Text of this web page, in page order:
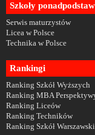
Szkoły
Serwis maturzystów
Licea w Polsce
Technika w Polsce
Rankingi
Ranking Szkół Wyższych
Ranking MBA
Ranking Liceów
Ranking Techników
Ranking Szkół